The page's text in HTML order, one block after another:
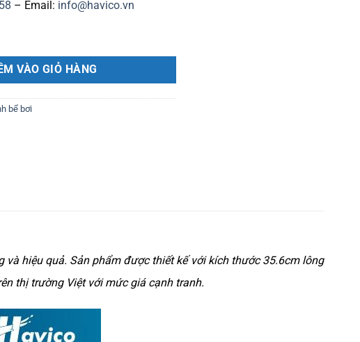
– Email: info@havico.vn
VÀO GIỎ HÀNG
bể bơi
hiệu quả. Sản phẩm được thiết kế với kích thước 35.6cm lông
thị trường Việt với mức giá cạnh tranh.